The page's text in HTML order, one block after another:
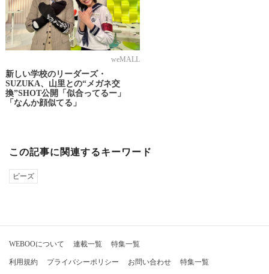
weMALL
新しい学校のリーダーズ・
SUZUKA、山里との“メガネ交
換”SHOT公開「似合ってるー」
「なんか顔似てる」
この記事に関連するキーワード
ビーズ
WEBOOについて 連載一覧 特集一覧
利用規約 プライバシーポリシー お問い合わせ 特集一覧